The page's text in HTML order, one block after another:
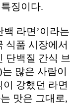
징이다.
백 라면’이라는
식품 시장에서
단백질 간식 브
많은 사람이
강했던 라면
맛은 그대로,